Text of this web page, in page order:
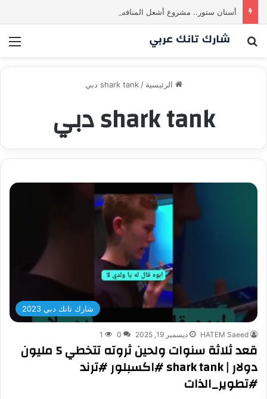
بحث عن
الرئيسية / shark tank دبي
shark tank دبي
شارك تانك دبي 2023
HATEM Saeed ديسمبر 19, 2025 0
1
قعد ثلاثة سنوات ولحين ثروته تتخطي 5 مليون
دولار | shark tank #اكسبلور #ترند
#تطوير_الذات